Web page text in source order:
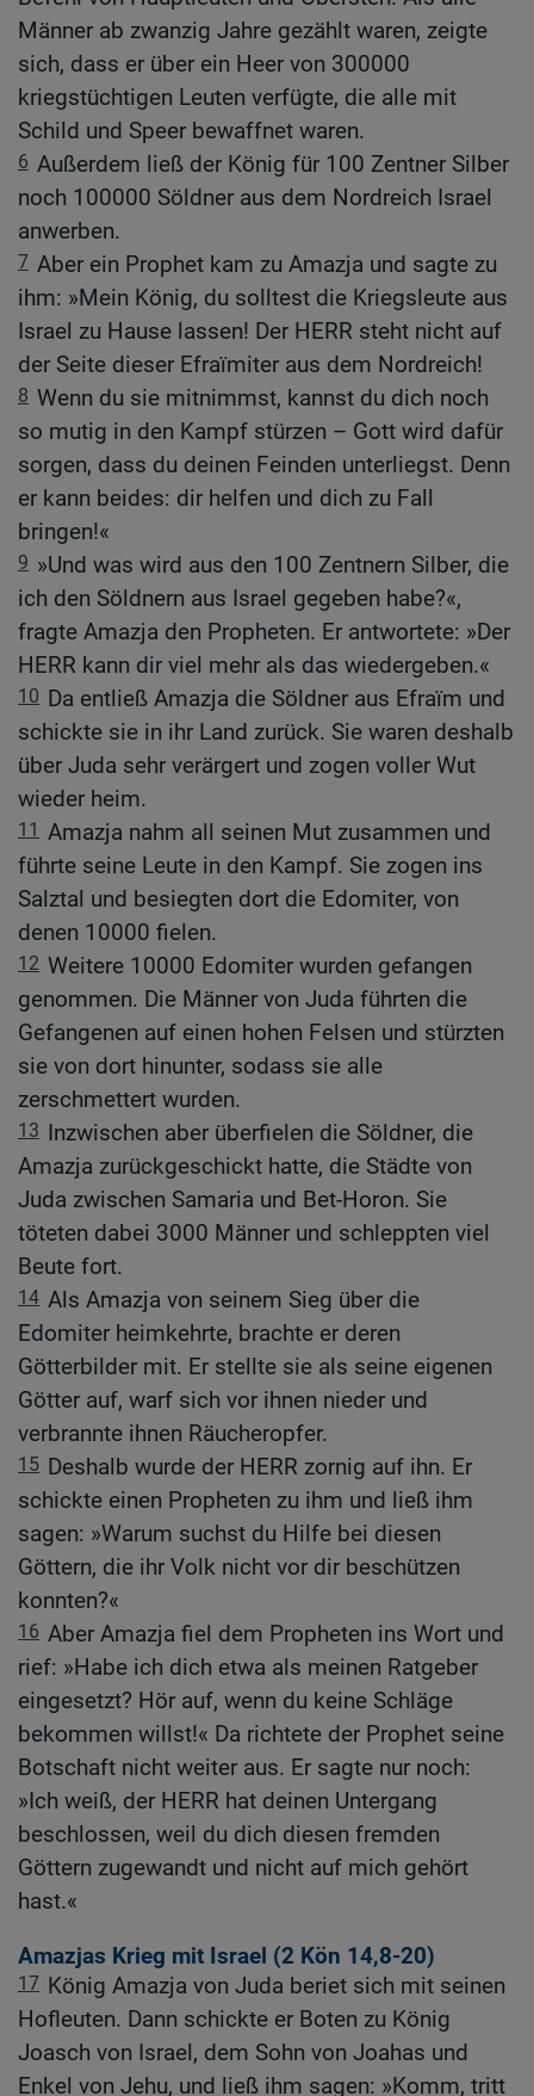
Männer ab zwanzig Jahre gezählt waren, zeigte
sich, dass er über ein Heer von 300000
kriegstüchtigen Leuten verfügte, die alle mit
Schild und Speer bewaffnet waren.
6 Außerdem ließ der König für 100 Zentner Silber
noch 100000 Söldner aus dem Nordreich Israel
anwerben.
7 Aber ein Prophet kam zu Amazja und sagte zu
ihm: »Mein König, du solltest die Kriegsleute aus
Israel zu Hause lassen! Der HERR steht nicht auf
der Seite dieser Efraïmiter aus dem Nordreich!
8 Wenn du sie mitnimmst, kannst du dich noch
so mutig in den Kampf stürzen – Gott wird dafür
sorgen, dass du deinen Feinden unterliegst. Denn
er kann beides: dir helfen und dich zu Fall
bringen!«
9 »Und was wird aus den 100 Zentnern Silber, die
ich den Söldnern aus Israel gegeben habe?«,
fragte Amazja den Propheten. Er antwortete: »Der
HERR kann dir viel mehr als das wiedergeben.«
10 Da entließ Amazja die Söldner aus Efraïm und
schickte sie in ihr Land zurück. Sie waren deshalb
über Juda sehr verärgert und zogen voller Wut
wieder heim.
11 Amazja nahm all seinen Mut zusammen und
führte seine Leute in den Kampf. Sie zogen ins
Salztal und besiegten dort die Edomiter, von
denen 10000 fielen.
12 Weitere 10000 Edomiter wurden gefangen
genommen. Die Männer von Juda führten die
Gefangenen auf einen hohen Felsen und stürzten
sie von dort hinunter, sodass sie alle
zerschmettert wurden.
13 Inzwischen aber überfielen die Söldner, die
Amazja zurückgeschickt hatte, die Städte von
Juda zwischen Samaria und Bet-Horon. Sie
töteten dabei 3000 Männer und schleppten viel
Beute fort.
14 Als Amazja von seinem Sieg über die
Edomiter heimkehrte, brachte er deren
Götterbilder mit. Er stellte sie als seine eigenen
Götter auf, warf sich vor ihnen nieder und
verbrannte ihnen Räucheropfer.
15 Deshalb wurde der HERR zornig auf ihn. Er
schickte einen Propheten zu ihm und ließ ihm
sagen: »Warum suchst du Hilfe bei diesen
Göttern, die ihr Volk nicht vor dir beschützen
konnten?«
16 Aber Amazja fiel dem Propheten ins Wort und
rief: »Habe ich dich etwa als meinen Ratgeber
eingesetzt? Hör auf, wenn du keine Schläge
bekommen willst!« Da richtete der Prophet seine
Botschaft nicht weiter aus. Er sagte nur noch:
»Ich weiß, der HERR hat deinen Untergang
beschlossen, weil du dich diesen fremden
Göttern zugewandt und nicht auf mich gehört
hast.«
Amazjas Krieg mit Israel (2 Kön 14,8-20)
17 König Amazja von Juda beriet sich mit seinen
Hofleuten. Dann schickte er Boten zu König
Joasch von Israel, dem Sohn von Joahas und
Enkel von Jehu, und ließ ihm sagen: »Komm, tritt